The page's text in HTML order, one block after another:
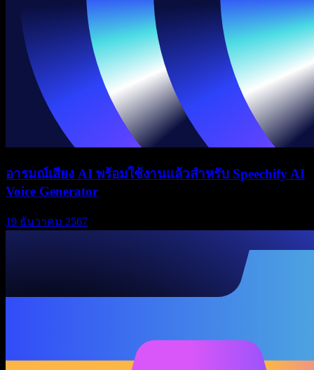
อารมณ์เสียง AI พร้อมใช้งานแล้วสำหรับ Speechify AI
Voice Generator
19 ธันวาคม 2567